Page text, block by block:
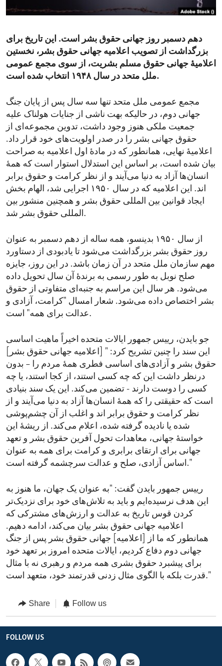
ENVIRONMENT AND HEALTH
دهم دسمبر روز جهانی حقوق بشر است. این تاریخ برای
بزرگداشت از تصویب اعلامیه جهانی حقوق بشر، نخستین
اعلامیۀ جهانی حقوق مسلم بشریت، از سوی مجمع عمومی
ملل متحد در سال ۱۹۴۸ انتخاب شده است.
مجمع عمومی ملل متحد تنها سه سال پس از پایان جنگ
جهانی دوم، در حالیکه بهت ناشی از جنایات هولناک علیه
جمعیت ملکی هنوز وجود داشت، تدوین مجموعه‌ای از
حقوق جهانی بشر را در صدر اولویت‌های خود قرار داد.
اعلامیۀ نهایی، همانطور که در مادۀ اول اعلامیه به صراحت
بیان شده است، بر اساس این استدلال استوار است که همۀ
انسان‌ها آزاد به دنیا می‌آیند و از نظر کرامت و حقوق برابر
اند. این اعلامیه که در سال ۱۹۵۰ اجرایی شد، الهام بخش
ایجاد قوانین بین المللی حقوق بشر و همچنین منشور بین
المللی حقوق بشر شد.
از سال ۱۹۵۰ بدینسو، همه ساله از دهم دسمبر به عنوان
روز حقوق بشر بزرگداشت می‌شود تا یادبودی از دستاورد
مهم سازمان ملل متحد در آن زمان باشد. در این روز، جایزه
صلح نوبل به طور رسمی به برندۀ آن سال تحویل داده
می‌شود. هر سال این مراسم به جنبه‌ای متفاوتی از حقوق
بشر اختصاص داده می‌شود. شعار امسال "کرامت، آزادی و
عدالت برای همه" است.
جو بایدن، رییس جمهور ایالات متحده اخیراً ماهیت اساسی
این سند را چنین تشریح کرد: " [اعلامیه جهانی حقوق بشر]
حقوق بشر و آزادی‌های اساسی فطری همهٔ مردم را – بدون
درنظر داشت این که چه کسی استند، از کجا استند، یا چه
کسی را دوست دارند - تضمین می‌کند. این یک سند بنیادی
است که حقیقتی را که همهٔ انسان‌ها آزاد به دنیا می‌آیند و از
نظر کرامت و حقوق برابر اند و اغلب از آن چشم‌پوشی
شده یا نادیده گرفته شده، اعلام می‌کند. از ریشۀ این
خواستهٔ جهانی، معاهدات تحول آفرین حقوق بشر و تعهد
جهانی برای ارتقای برابری و کرامت برای همه به عنوان
اساس آزادی، صلح و عدالت سرچشمه گرفته است."
رییس جمهور بایدن گفت: "به عنوان یک جهان، ما هنوز به
این هدف نرسیده‌ایم و باید به تلاش‌های خود برای نزدیک‌تر
کردن قوس تاریخ به عدالت و ارزش‌های مشترکی که
اعلامیه جهانی حقوق بشر بیان می‌کند، ادامه دهیم.
همانطور که ما از [اعلامیه] جهانی حقوق بشر پس از جنگ
جهانی دوم دفاع کردیم، ایالات متحده امروز بر تعهد خود
برای پیشبرد حقوق بشری همه مردم و رهبری نه با مثال
قدرت بلکه با الگوی مثال زدنی قدرتمند خود، متعهد است."
Share Follow us
FOLLOW US